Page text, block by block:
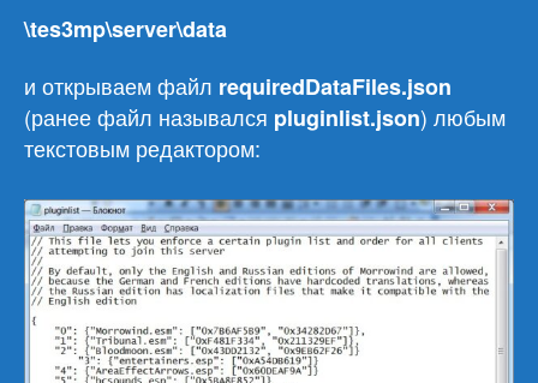
\tes3mp\server\data
и открываем файл requiredDataFiles.json
(ранее файл назывался pluginlist.json) любым
текстовым редактором: